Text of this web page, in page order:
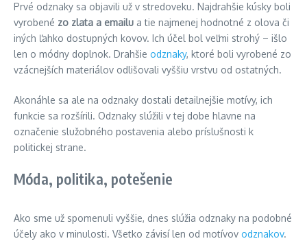
Prvé odznaky sa objavili už v stredoveku. Najdrahšie kúsky boli
vyrobené zo zlata a emailu a tie najmenej hodnotné z olova či
iných ľahko dostupných kovov. Ich účel bol veľmi strohý – išlo
len o módny doplnok. Drahšie odznaky, ktoré boli vyrobené zo
vzácnejších materiálov odlišovali vyššiu vrstvu od ostatných.
Akonáhle sa ale na odznaky dostali detailnejšie motívy, ich
funkcie sa rozšírili. Odznaky slúžili v tej dobe hlavne na
označenie služobného postavenia alebo príslušnosti k
politickej strane.
Móda, politika, potešenie
Ako sme už spomenuli vyššie, dnes slúžia odznaky na podobné
účely ako v minulosti. Všetko závisí len od motívov odznakov.